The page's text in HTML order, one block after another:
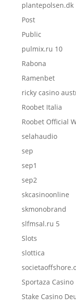
plantepolsen.dk
Post
Public
pulmix.ru 10
Rabona
Ramenbet
ricky casino
Roobet Italia
Roobet Official
selahaudio
sep
sep1
sep2
skcasinoonline
skmonobrand
slfmsal.ru 5
Slots
slottica
Sportaza Casino
Stake Casino